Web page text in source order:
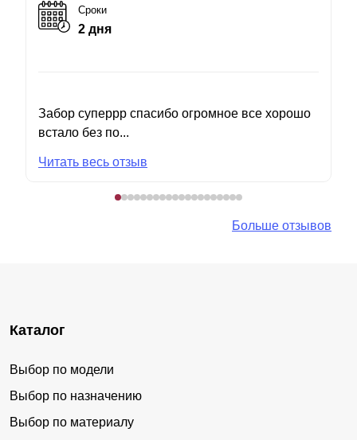
Сроки
2 дня
Забор суперрр спасибо огромное все хорошо
встало без по...
Читать весь отзыв
Больше отзывов
Каталог
Выбор по модели
Выбор по назначению
Выбор по материалу